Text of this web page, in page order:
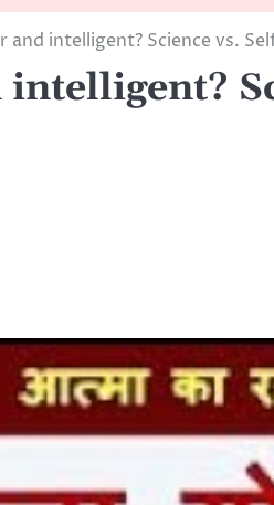
intelligent? Science vs.